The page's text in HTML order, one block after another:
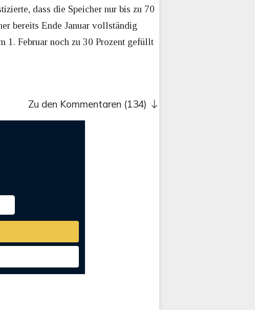
dass die Speicher nur bis zu 70
bereits Ende Januar vollständig
1. Februar noch zu 30 Prozent gefüllt
Zu den Kommentaren (134)